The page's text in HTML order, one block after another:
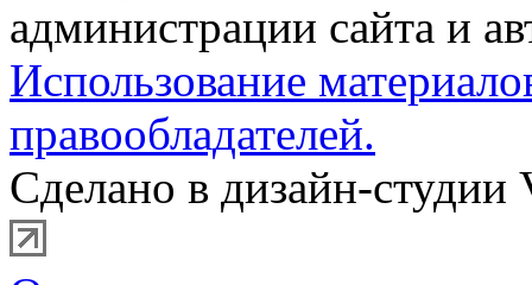
администрации сайта и
Использование
правообладателей.
Сделано в дизайн-студии